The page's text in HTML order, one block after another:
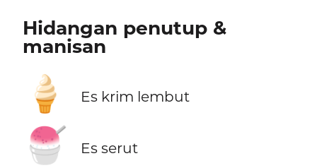
Hidangan penutup &
manisan
🍦 Es krim lembut
🍧 Es serut